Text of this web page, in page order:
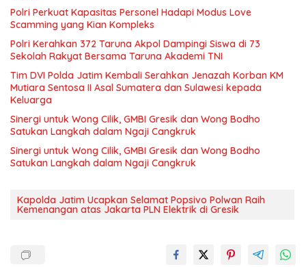
Polri Perkuat Kapasitas Personel Hadapi Modus Love
Scamming yang Kian Kompleks
Polri Kerahkan 372 Taruna Akpol Dampingi Siswa di 73
Sekolah Rakyat Bersama Taruna Akademi TNI
Tim DVI Polda Jatim Kembali Serahkan Jenazah Korban KM
Mutiara Sentosa II Asal Sumatera dan Sulawesi kepada
Keluarga
Sinergi untuk Wong Cilik, GMBI Gresik dan Wong Bodho
Satukan Langkah dalam Ngaji Cangkruk
Sinergi untuk Wong Cilik, GMBI Gresik dan Wong Bodho
Satukan Langkah dalam Ngaji Cangkruk
Kapolda Jatim Ucapkan Selamat Popsivo Polwan Raih
Kemenangan atas Jakarta PLN Elektrik di Gresik